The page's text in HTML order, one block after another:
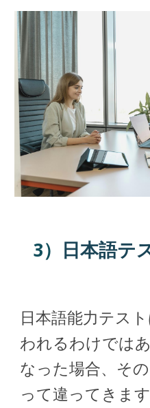
3） 日本語テ
日本語能力テス
われるわけでは
なった場合、そ
って違ってきま